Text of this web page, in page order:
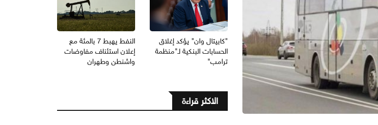
"كابيتال وان" يؤكد إغلاق
الحسابات البنكية لـ"منظمة
ترامب"
النفط يهبط 7 بالمئة مع
إعلان استئناف مفاوضات
واشنطن وطهران
الاكثر قراءة